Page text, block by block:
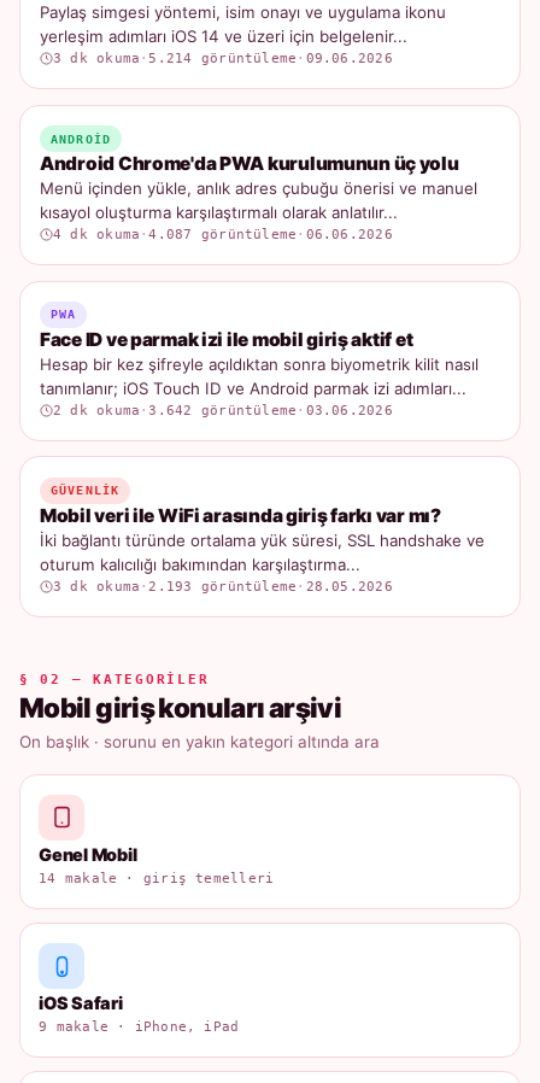
Paylaş simgesi yöntemi, isim onayı ve uygulama ikonu
yerleşim adımları iOS 14 ve üzeri için belgelenir...
3 dk okuma ·5.214 görüntüleme · 09.06.2026
ANDROID
Android Chrome'da PWA kurulumunun üç yolu
Menü içinden yükle, anlık adres çubuğu önerisi ve manuel
kısayol oluşturma karşılaştırmalı olarak anlatılır...
4 dk okuma ·4.087 görüntüleme · 06.06.2026
PWA
Face ID ve parmak izi ile mobil giriş aktif et
Hesap bir kez şifreyle açıldıktan sonra biyometrik kilit nasıl
tanımlanır; iOS Touch ID ve Android parmak izi adımları...
2 dk okuma ·3.642 görüntüleme · 03.06.2026
GÜVENLIK
Mobil veri ile WiFi arasında giriş farkı var mı?
İki bağlantı türünde ortalama yük süresi, SSL handshake ve
oturum kalıcılığı bakımından karşılaştırma...
3 dk okuma ·2.193 görüntüleme · 28.05.2026
§ 02 — KATEGORILER
Mobil giriş konuları arşivi
On başlık · sorunu en yakın kategori altında ara
Genel Mobil
14 makale · giriş temelleri
iOS Safari
9 makale · iPhone, iPad